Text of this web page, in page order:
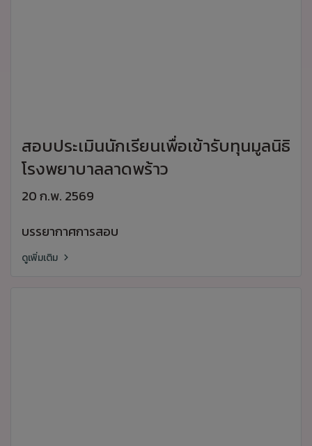
สอบประเมินนักเรียนเพื่อเข้ารับทุนมูลนิธิ
โรงพยาบาลลาดพร้าว
20 ก.พ. 2569
บรรยากาศการสอบ
ดูเพิ่มเติม